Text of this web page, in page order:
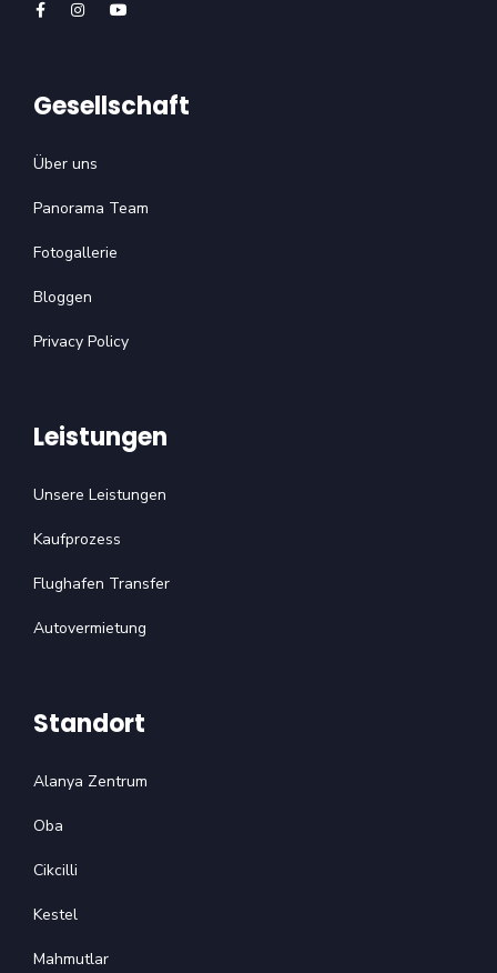
Gesellschaft
Über uns
Panorama Team
Fotogallerie
Bloggen
Privacy Policy
Leistungen
Unsere Leistungen
Kaufprozess
Flughafen Transfer
Autovermietung
Standort
Alanya Zentrum
Oba
Cikcilli
Kestel
Mahmutlar